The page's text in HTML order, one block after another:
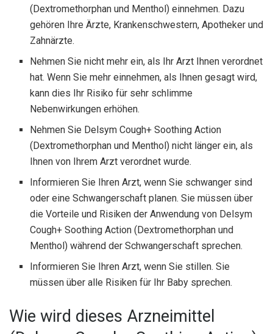
(Dextromethorphan und Menthol) einnehmen. Dazu
gehören Ihre Ärzte, Krankenschwestern, Apotheker und
Zahnärzte.
Nehmen Sie nicht mehr ein, als Ihr Arzt Ihnen verordnet
hat. Wenn Sie mehr einnehmen, als Ihnen gesagt wird,
kann dies Ihr Risiko für sehr schlimme
Nebenwirkungen erhöhen.
Nehmen Sie Delsym Cough+ Soothing Action
(Dextromethorphan und Menthol) nicht länger ein, als
Ihnen von Ihrem Arzt verordnet wurde.
Informieren Sie Ihren Arzt, wenn Sie schwanger sind
oder eine Schwangerschaft planen. Sie müssen über
die Vorteile und Risiken der Anwendung von Delsym
Cough+ Soothing Action (Dextromethorphan und
Menthol) während der Schwangerschaft sprechen.
Informieren Sie Ihren Arzt, wenn Sie stillen. Sie
müssen über alle Risiken für Ihr Baby sprechen.
Wie wird dieses Arzneimittel